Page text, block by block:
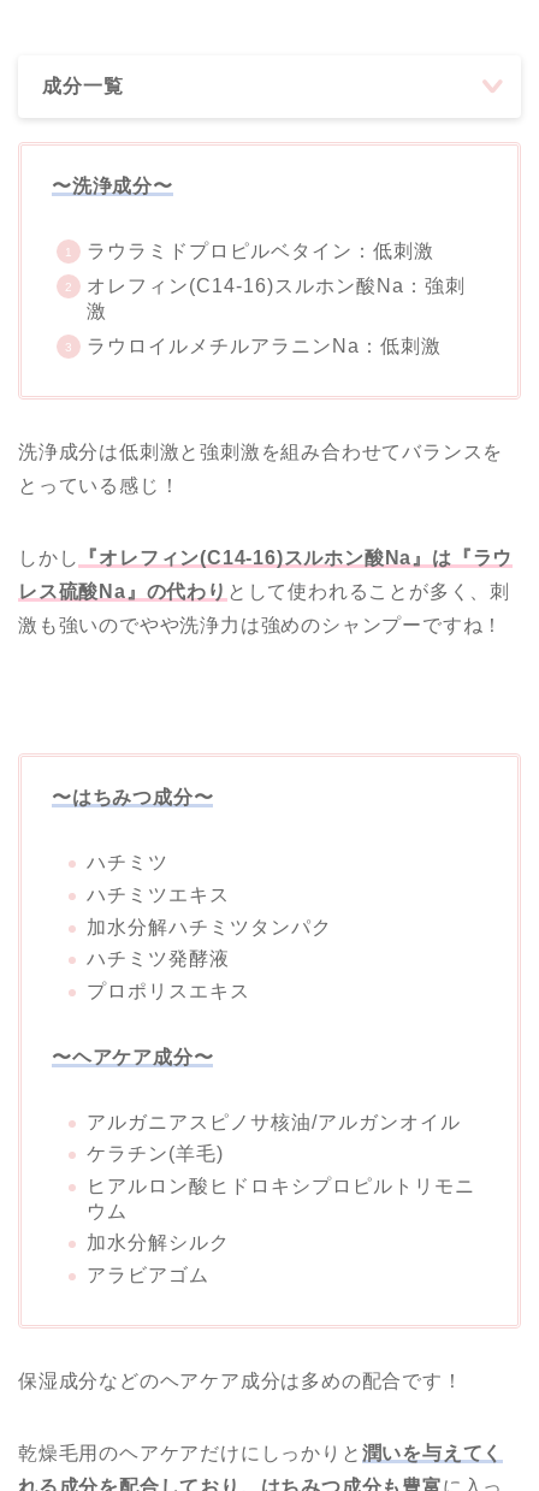
成分一覧
〜洗浄成分〜
ラウラミドプロピルベタイン：低刺激
オレフィン(C14-16)スルホン酸Na：強刺
激
ラウロイルメチルアラニンNa：低刺激
洗浄成分は低刺激と強刺激を組み合わせてバランスを
とっている感じ！
しかし
『オレフィン(C14-16)スルホン酸Na』は『ラウ
レス硫酸Na』の代わり として使われることが多く、刺
激も強いのでやや洗浄力は強めのシャンプーですね！
〜はちみつ成分〜
ハチミツ
ハチミツエキス
加水分解ハチミツタンパク
ハチミツ発酵液
プロポリスエキス
〜ヘアケア成分〜
アルガニアスピノサ核油/アルガンオイル
ケラチン(羊毛)
ヒアルロン酸ヒドロキシプロピルトリモニ
ウム
加水分解シルク
アラビアゴム
保湿成分などのヘアケア成分は多めの配合です！
乾燥毛用のヘアケアだけにしっかりと 潤いを与えてく
れる成分を配合しており、はちみつ成分も豊富に入っ